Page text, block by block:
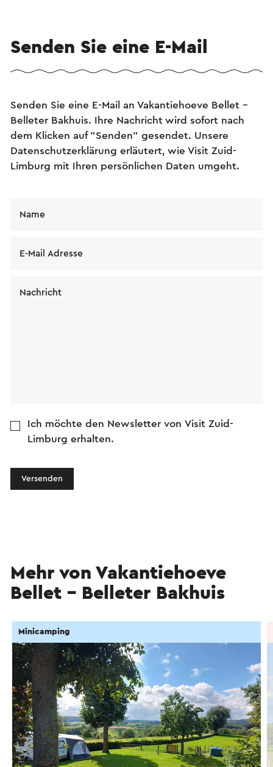
Senden Sie eine E-Mail
Senden Sie eine E-Mail an Vakantiehoeve Bellet –
Belleter Bakhuis. Ihre Nachricht wird sofort nach
dem Klicken auf "Senden" gesendet. Unsere
Datenschutzerklärung erläutert, wie Visit Zuid-
Limburg mit Ihren persönlichen Daten umgeht.
Name
E-Mail Adresse
Nachricht
Ich möchte den Newsletter von Visit Zuid-
Limburg erhalten.
Versenden
Mehr von Vakantiehoeve
Bellet – Belleter Bakhuis
Minicamping